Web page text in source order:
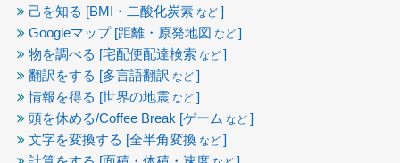
己を知る [BMI・二酸化炭素 など ]
Googleマップ [距離・原発地図 など ]
物を調べる [宅配便配達検索 など ]
翻訳をする [多言語翻訳 など ]
情報を得る [世界の地震 など ]
頭を休める/Coffee Break [ゲーム など ]
文字を変換する [全半角変換 など ]